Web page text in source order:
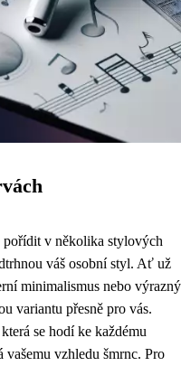
pořídit v několika stylových
váš osobní styl. Ať už
minimalismus nebo výrazný
variantu přesně pro vás.
která se hodí ke každému
vašemu vzhledu šmrnc. Pro